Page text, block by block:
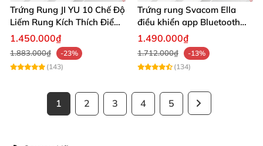
Trứng Rung JI YU 10 Chế Độ
Liếm Rung Kích Thích Điểm
G
1.450.000₫
1.883.000₫
-23%
(143)
Trứng rung Svacom Ella
điều khiển app Bluetooth
sạc điện mạnh
1.490.000₫
1.712.000₫
-13%
(134)
1 2 3 4 5